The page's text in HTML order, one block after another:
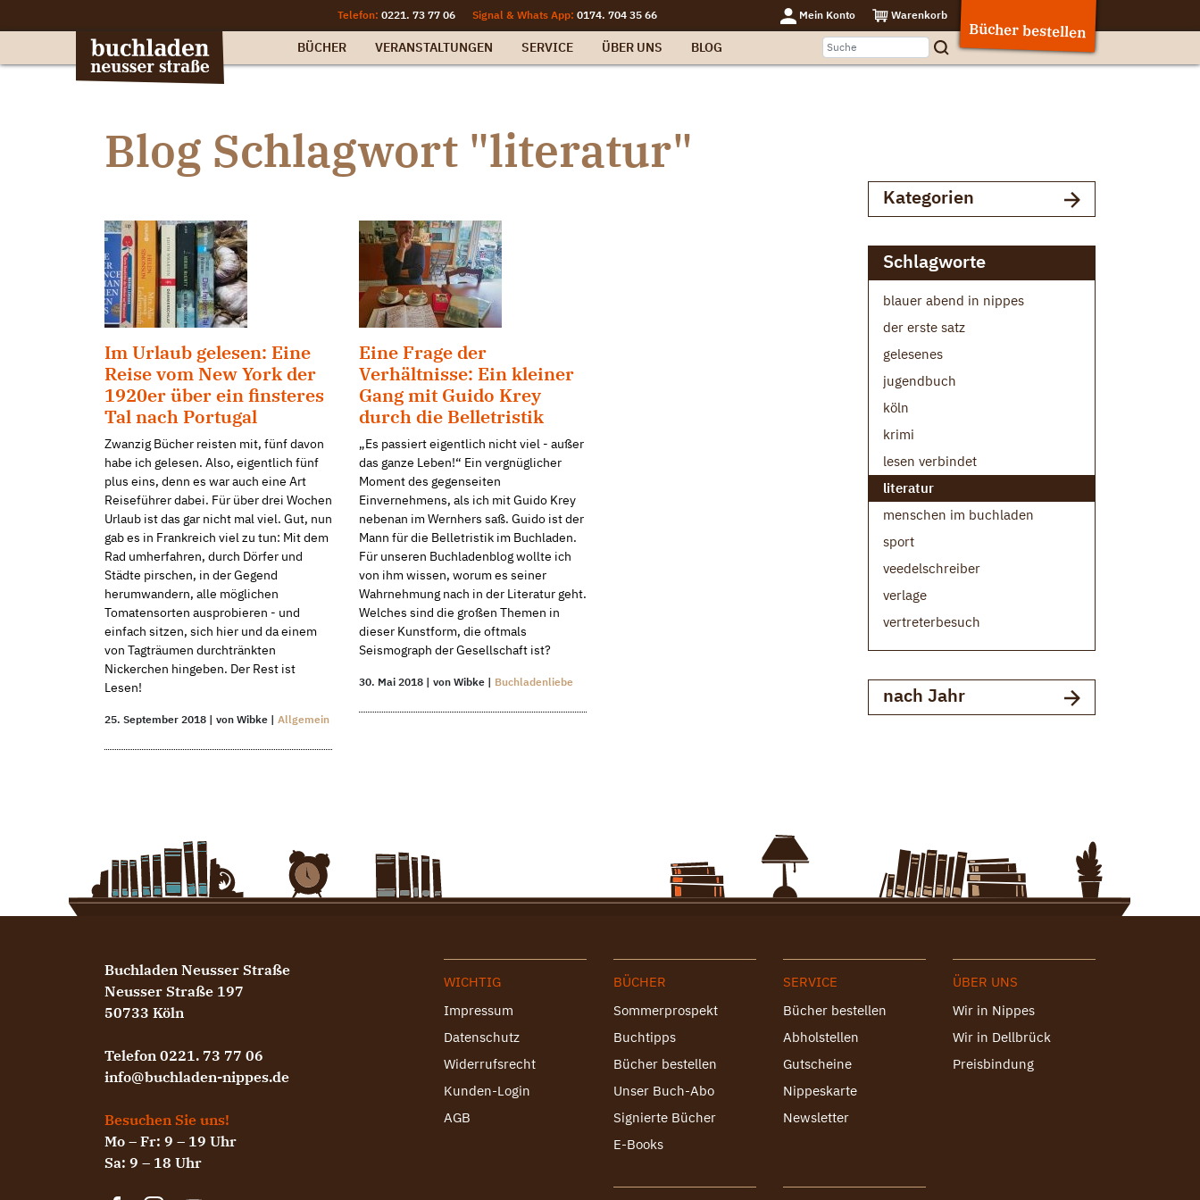
Telefon: 0221. 73 77 06 Signal & Whats App: 0174. 704 35 66 Mein Konto Warenkorb
Bücher bestellen
BÜCHER VERANSTALTUNGEN SERVICE ÜBER UNS BLOG
Blog Schlagwort "literatur"
Im Urlaub gelesen: Eine
Reise vom New York der
1920er über ein finsteres
Tal nach Portugal
Zwanzig Bücher reisten mit, fünf davon
habe ich gelesen. Also, eigentlich fünf
plus eins, denn es war auch eine Art
Reiseführer dabei. Für über drei Wochen
Urlaub ist das gar nicht mal viel. Gut, nun
gab es in Frankreich viel zu tun: Mit dem
Rad umherfahren, durch Dörfer und
Städte pirschen, in der Gegend
herumwandern, alle möglichen
Tomatensorten ausprobieren - und
einfach sitzen, sich hier und da einem
von Tagträumen durchtränkten
Nickerchen hingeben. Der Rest ist
Lesen!
25. September 2018 | von Wibke | Allgemein
Eine Frage der
Verhältnisse: Ein kleiner
Gang mit Guido Krey
durch die Belletristik
„Es passiert eigentlich nicht viel - außer
das ganze Leben!“ Ein vergnüglicher
Moment des gegenseiten
Einvernehmens, als ich mit Guido Krey
nebenan im Wernhers saß. Guido ist der
Mann für die Belletristik im Buchladen.
Für unseren Buchladenblog wollte ich
von ihm wissen, worum es seiner
Wahrnehmung nach in der Literatur geht.
Welches sind die großen Themen in
dieser Kunstform, die oftmals
Seismograph der Gesellschaft ist?
30. Mai 2018 | von Wibke | Buchladenliebe
Kategorien
Schlagworte
blauer abend in nippes
der erste satz
gelesenes
jugendbuch
köln
krimi
lesen verbindet
literatur
menschen im buchladen
sport
veedelschreiber
verlage
vertreterbesuch
nach Jahr
Buchladen Neusser Straße
Neusser Straße 197
50733 Köln
Telefon 0221. 73 77 06
info@buchladen-nippes.de
Besuchen Sie uns!
Mo – Fr: 9 – 19 Uhr
Sa: 9 – 18 Uhr
WICHTIG
Impressum
Datenschutz
Widerrufsrecht
Kunden-Login
AGB
BÜCHER
Sommerprospekt
Buchtipps
Bücher bestellen
Unser Buch-Abo
Signierte Bücher
E-Books
SERVICE
Bücher bestellen
Abholstellen
Gutscheine
Nippeskarte
Newsletter
ÜBER UNS
Wir in Nippes
Wir in Dellbrück
Preisbindung